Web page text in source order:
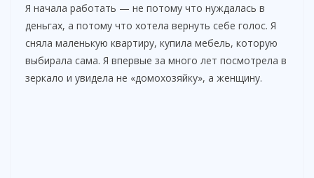
Я начала работать — не потому что нуждалась в
деньгах, а потому что хотела вернуть себе голос. Я
сняла маленькую квартиру, купила мебель, которую
выбирала сама. Я впервые за много лет посмотрела в
зеркало и увидела не «домохозяйку», а женщину.